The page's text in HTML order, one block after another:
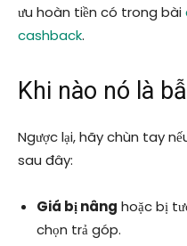
ưu hoàn tiền có trong bài
cashback.
Khi nào nó là
Ngược lại, hãy chùn tay
sau đây:
Giá bị nâng hoặc bị
chọn trả góp.